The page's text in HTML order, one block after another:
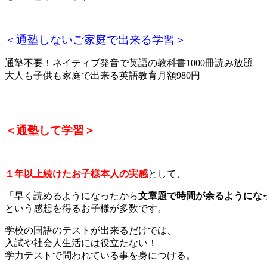
＜通塾しないご家庭で出来る学習＞
通塾不要！ネイティブ発音で英語の教科書1000冊読み放題
大人も子供も家庭で出来る英語教育月額980円
＜通塾して学習＞
１年以上続けたお子様本人の実感として、
「早く読めるようになったから文章題で時間が余るようにな
という感想を得るお子様が多数です。
学校の国語のテストが出来るだけでは、
入試や社会人生活には役立たない！
学力テストで問われている事を身につける。